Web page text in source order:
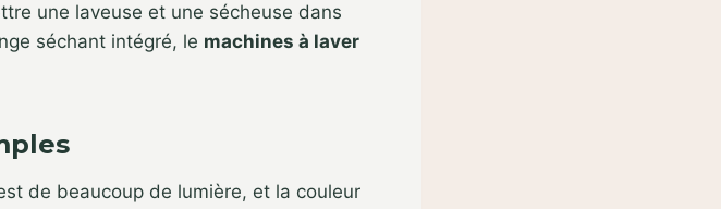
une laveuse et une sécheuse dans
séchant intégré, le machines à laver
de beaucoup de lumière, et la couleur